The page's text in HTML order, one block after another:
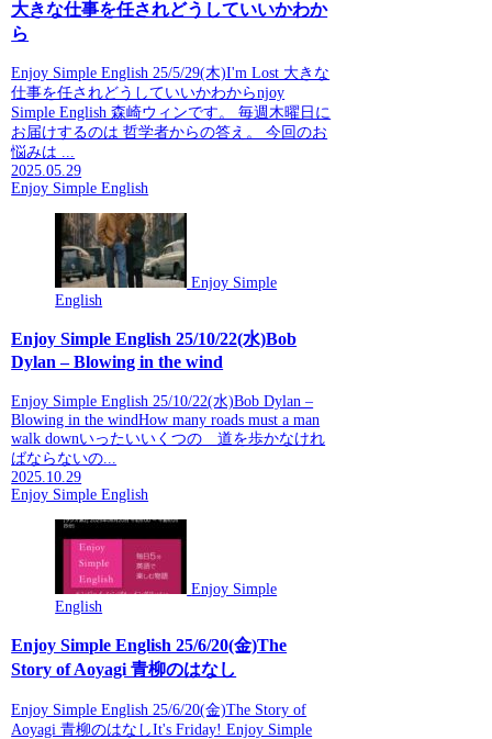
大きな仕事を任されどうしていいかわか
ら
Enjoy Simple English 25/5/29(木)I'm Lost 大きな
仕事を任されどうしていいかわからnjoy
Simple English 森崎ウィンです。 毎週木曜日に
お届けするのは 哲学者からの答え。 今回のお
悩みは ...
2025.05.29
Enjoy Simple English
Enjoy Simple
English
Enjoy Simple English 25/10/22(水)Bob
Dylan – Blowing in the wind
Enjoy Simple English 25/10/22(水)Bob Dylan –
Blowing in the windHow many roads must a man
walk downいったいいくつの 道を歩かなけれ
ばならないの...
2025.10.29
Enjoy Simple English
Enjoy Simple
English
Enjoy Simple English 25/6/20(金)The
Story of Aoyagi 青柳のはなし
Enjoy Simple English 25/6/20(金)The Story of
Aoyagi 青柳のはなしIt's Friday! Enjoy Simple